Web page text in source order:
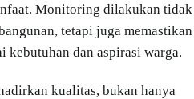
Monitoring dilakukan tidak
tetapi juga memastikan
kebutuhan dan aspirasi warga.
kualitas, bukan hanya